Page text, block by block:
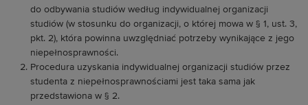
do odbywania studiów według indywidualnej organizacji
studiów (w stosunku do organizacji, o której mowa w § 1, ust. 3,
pkt. 2), która powinna uwzględniać potrzeby wynikające z jego
niepełnosprawności.
Procedura uzyskania indywidualnej organizacji studiów przez
studenta z niepełnosprawnościami jest taka sama jak
przedstawiona w § 2.